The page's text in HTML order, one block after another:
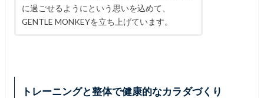
に過ごせるようにという思いを込めて、
GENTLE MONKEYを立ち上げています。
トレーニングと整体で健康的なカラダづくり